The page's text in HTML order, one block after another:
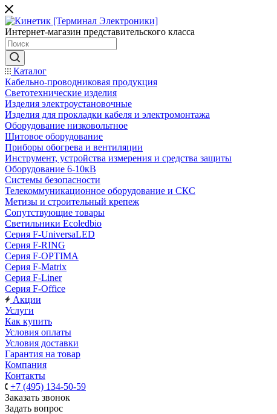
Интернет-магазин представительского класса
Каталог
Кабельно-проводниковая продукция
Светотехнические изделия
Изделия электроустановочные
Изделия для прокладки кабеля и электромонтажа
Оборудование низковольтное
Щитовое оборудование
Приборы обогрева и вентиляции
Инструмент, устройства измерения и средства защиты
Оборудование 6-10кВ
Системы безопасности
Телекоммуникационное оборудование и СКС
Метизы и строительный крепеж
Сопутствующие товары
Светильники Ecoledbio
Серия F-UniversaLED
Серия F-RING
Серия F-OPTIMA
Серия F-Matrix
Серия F-Liner
Серия F-Office
Акции
Услуги
Как купить
Условия оплаты
Условия доставки
Гарантия на товар
Компания
Контакты
+7 (495) 134-50-59
Заказать звонок
Задать вопрос